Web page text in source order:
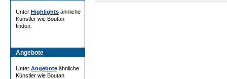
Unter Highlights ähnliche
Künstler wie Boutan
finden.
Angebote
Unter Angebote ähnliche
Künstler wie Boutan